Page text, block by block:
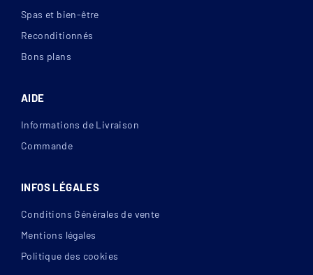
Spas et bien-être
Reconditionnés
Bons plans
AIDE
Informations de Livraison
Commande
INFOS LÉGALES
Conditions Générales de vente
Mentions légales
Politique des cookies